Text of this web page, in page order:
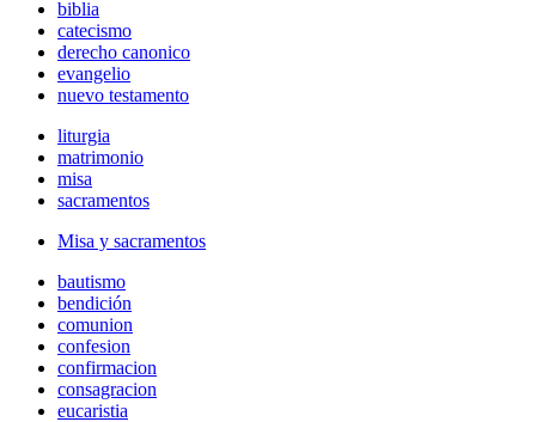
biblia
catecismo
derecho canonico
evangelio
nuevo testamento
liturgia
matrimonio
misa
sacramentos
Misa y sacramentos
bautismo
bendición
comunion
confesion
confirmacion
consagracion
eucaristia